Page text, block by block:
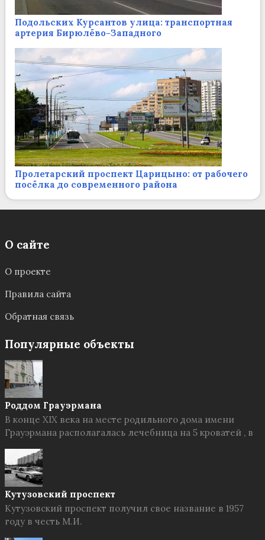
Подольских Курсантов улица: транспортная
артерия Бирюлёво-Западного
Пролетарский проспект Царицыно: от рабочего
посёлка до современного района
О сайте
О проекте
Правила сайта
Обратная связь
Популярные объекты
Роддом Грауэрмана
В конце XIX века на месте родильного дома имени
Грауэрмана располагалась лечебница на 5 кроватей , в
Кутузовский проспект
Кутузовский проспект получил свое название в 1957
году в честь М.И.